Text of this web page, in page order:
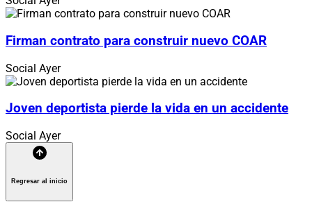
Firman contrato para construir nuevo COAR
Social Ayer
Joven deportista pierde la vida en un accidente
Social Ayer
Regresar al inicio